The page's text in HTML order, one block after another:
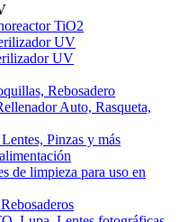
TiO2
UV
UV
Rebosadero
Auto, Rasqueta,
Pinzas y más
de limpieza para uso en